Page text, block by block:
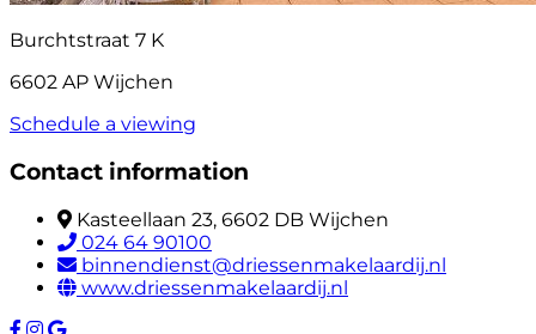
Burchtstraat 7 K
6602 AP Wijchen
Schedule a viewing
Contact information
Kasteellaan 23, 6602 DB Wijchen
024 64 90100
binnendienst@driessenmakelaardij.nl
www.driessenmakelaardij.nl